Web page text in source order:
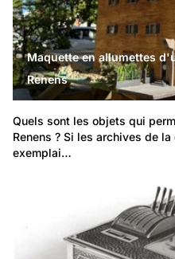
Maquette en allumettes
Renens
Quels sont les objets qui
Renens ? Si les archives de
exemplai…